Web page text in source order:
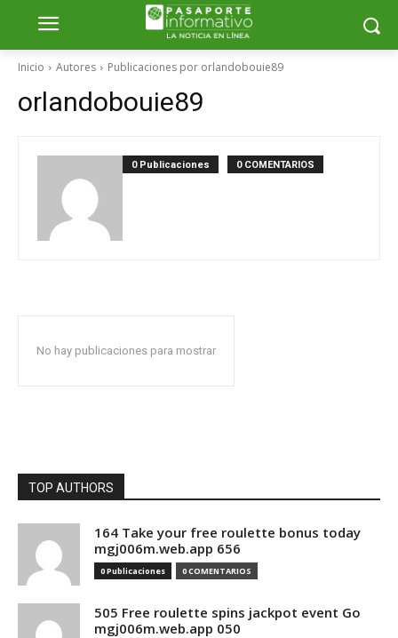
Inicio Autores Publicaciones por orlandobouie89
orlandobouie89
0 Publicaciones 0 COMENTARIOS
No hay publicaciones para mostrar
TOP AUTHORS
164 Take your free roulette bonus today
mgj006m.web.app 656
0 Publicaciones 0 COMENTARIOS
505 Free roulette spins jackpot event Go
mgj006m.web.app 050